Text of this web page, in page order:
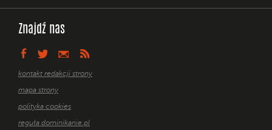
Znajdź nas
kontakt redakcji strony
mapa strony
polityka cookies
reguła dominikanie.pl